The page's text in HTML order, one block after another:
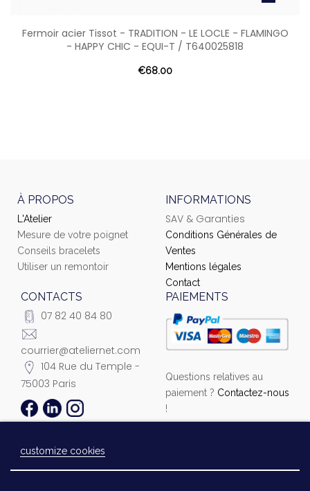
Fermoir acier Tissot - TRADITION - LE LOCLE - FLAMINGO
- HAPPY CHIC - EQUI-T / T640025818
€68.00
À PROPOS
L'Atelier
Mesure de votre poignet
Conseils bracelets
Utiliser un remontoir
INFORMATIONS
SAV & Garanties
Conditions Générales de
Ventes
Mentions légales
Contact
CONTACTS
07 82 40 84 80
courrier@ateliernet.com
104 Rue du Temple -
75003 Paris
PAIEMENTS
Questions relatives au
paiement ? Contactez-nous
!
customize cookies